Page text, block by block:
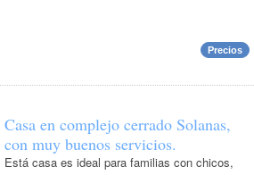
Precios
Casa en complejo cerrado Solanas,
con muy buenos servicios.
Está casa es ideal para familias con chicos,